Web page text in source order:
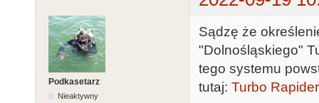
Podkasetarz
Nieaktywny
Sądzę że
"Dolnośląskiego"
tego systemu
tutaj: Turbo